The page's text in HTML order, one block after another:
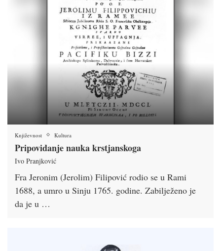
Književnost Kultura
Pripovidanje nauka krstjanskoga
Ivo Pranjković
Fra Jeronim (Jerolim) Filipović rodio se u Rami
1688, a umro u Sinju 1765. godine. Zabilježeno je
da je u …